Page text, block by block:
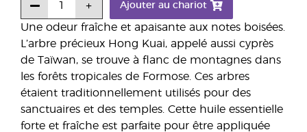
Une odeur fraîche et apaisante aux notes boisées.
L’arbre précieux Hong Kuai, appelé aussi cyprès
de Taïwan, se trouve à flanc de montagnes dans
les forêts tropicales de Formose. Ces arbres
étaient traditionnellement utilisés pour des
sanctuaires et des temples. Cette huile essentielle
forte et fraîche est parfaite pour être appliquée
Ajouter au chariot